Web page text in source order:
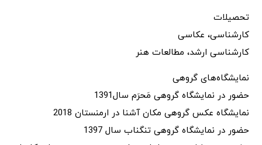
تحصیلات
کارشناسی، عکاسی
کارشناسی ارشد، مطالعات هنر
نمایشگاه‌های گروهی
حضور در نمایشگاه گروهی مَحرَم سال1391
نمایشگاه عکس گروهی مکان آشنا در ارمنستان 2018
حضور در نمایشگاه گروهی تنگناب سال 1397